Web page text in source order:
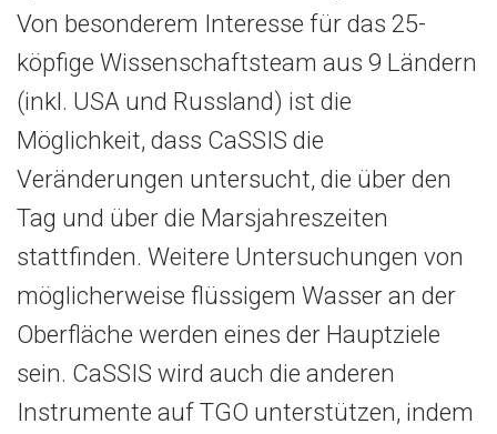
Von besonderem Interesse für das 25-
köpfige Wissenschaftsteam aus 9 Ländern
(inkl. USA und Russland) ist die
Möglichkeit, dass CaSSIS die
Veränderungen untersucht, die über den
Tag und über die Marsjahreszeiten
stattfinden. Weitere Untersuchungen von
möglicherweise flüssigem Wasser an der
Oberfläche werden eines der Hauptziele
sein. CaSSIS wird auch die anderen
Instrumente auf TGO unterstützen, indem